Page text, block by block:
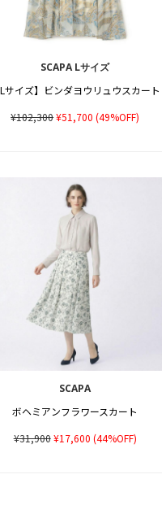
SCAPA Lサイズ
Lサイズ】ビンダヨウリュウスカート
¥102,300¥51,700 (49%OFF)
SCAPA
ボヘミアンフラワースカート
¥31,900¥17,600 (44%OFF)